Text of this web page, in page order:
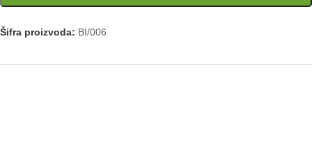
Šifra proizvoda: BI/006